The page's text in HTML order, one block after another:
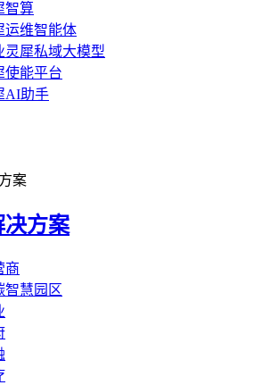
智算
运维智能体
灵犀私域大模型
使能平台
AI助手
案
决方案
商
智慧园区